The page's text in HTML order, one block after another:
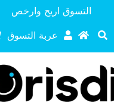
التسوق اريح وارخص
عربة التسوق